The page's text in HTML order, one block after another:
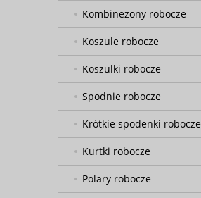
Kombinezony robocze
Koszule robocze
Koszulki robocze
Spodnie robocze
Krótkie spodenki robocze
Kurtki robocze
Polary robocze